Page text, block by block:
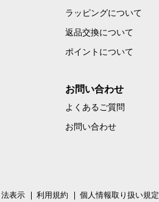
ラッピングについて
返品交換について
ポイントについて
お問い合わせ
よくあるご質問
お問い合わせ
表示 利用規約 個人情報取り扱い規定